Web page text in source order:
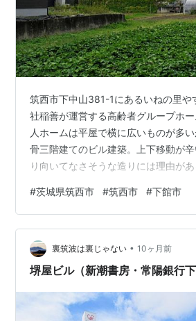
筑西市下中山381-1にあるいねの里や
社稲善が運営する高齢者グループホ
人ホームは平屋で横に広いものが多
骨三階建てのビル建築。上下移動が
り向いてなさそうな造りには理由が
pic.twitter.com/7GEtBPUrIP — 下館生
(@Cg6WwEjyRpr69Qv) 2024年12月
つてハイマートという地場スーパー
ハイマートは下館の繊維商ママダを母
マーケットチェーンで、1971…
#茨城県筑西市 #筑西市 #下館市
裏筑波は裏じゃない • 10ヶ月前
堺屋ビル（新潮書房・常陽銀行下